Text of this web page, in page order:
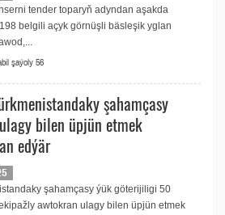
tender toparyň adyndan aşakda
belgili açyk görnüşli bäsleşik yglan
şaýoly 56
şahamçasy
bilen üpjün etmek
edýär
şahamçasy ýük göterijiligi 50
awtokran ulagy bilen üpjün etmek